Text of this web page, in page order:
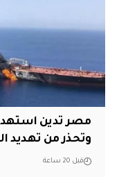
مصر تدين
وتحذر من تهديد
قبل 20 ساعة